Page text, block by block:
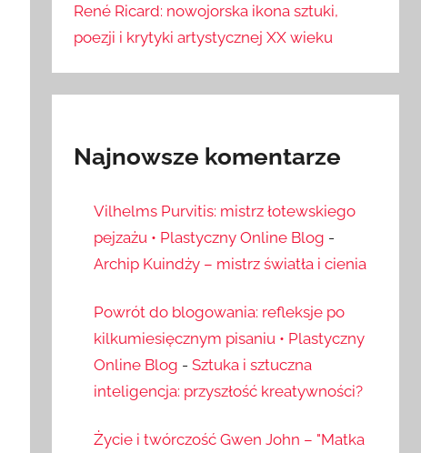
René Ricard: nowojorska ikona sztuki,
poezji i krytyki artystycznej XX wieku
Najnowsze komentarze
Vilhelms Purvitis: mistrz łotewskiego
pejzażu • Plastyczny Online Blog -
Archip Kuindży – mistrz światła i cienia
Powrót do blogowania: refleksje po
kilkumiesięcznym pisaniu • Plastyczny
Online Blog - Sztuka i sztuczna
inteligencja: przyszłość kreatywności?
Życie i twórczość Gwen John – "Matka